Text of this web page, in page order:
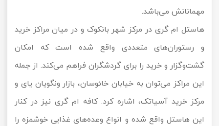
مهمانانش می‌باشد.
هاستل ام گری در مرکز شهر بانکوک و در میان مراکز خرید
و رستوران‌های متعددی واقع شده است که امکان
گشت‌وگزار و خرید را برای گردشگران فراهم می‌کند. از جمله
این مراکز می‌توان به خیابان خائوسان، بازار ونگویان یای و
مرکز خرید آسیاتک، اشاره کرد. کافه ام گری نیز در کنار
این هاستل واقع شده و انواع وعده‎‌های غذایی خوشمزه را